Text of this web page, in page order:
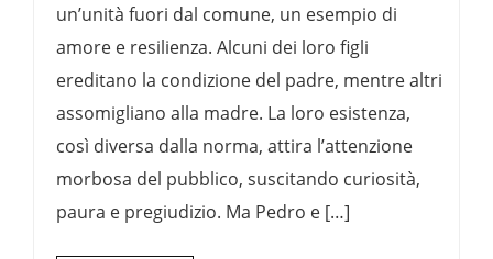
un’unità fuori dal comune, un esempio di
amore e resilienza. Alcuni dei loro figli
ereditano la condizione del padre, mentre altri
assomigliano alla madre. La loro esistenza,
così diversa dalla norma, attira l’attenzione
morbosa del pubblico, suscitando curiosità,
paura e pregiudizio. Ma Pedro e […]